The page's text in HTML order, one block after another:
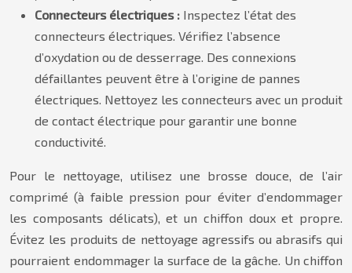
Connecteurs électriques : Inspectez l’état des
connecteurs électriques. Vérifiez l’absence
d’oxydation ou de desserrage. Des connexions
défaillantes peuvent être à l’origine de pannes
électriques. Nettoyez les connecteurs avec un produit
de contact électrique pour garantir une bonne
conductivité.
Pour le nettoyage, utilisez une brosse douce, de l’air
comprimé (à faible pression pour éviter d’endommager
les composants délicats), et un chiffon doux et propre.
Évitez les produits de nettoyage agressifs ou abrasifs qui
pourraient endommager la surface de la gâche. Un chiffon